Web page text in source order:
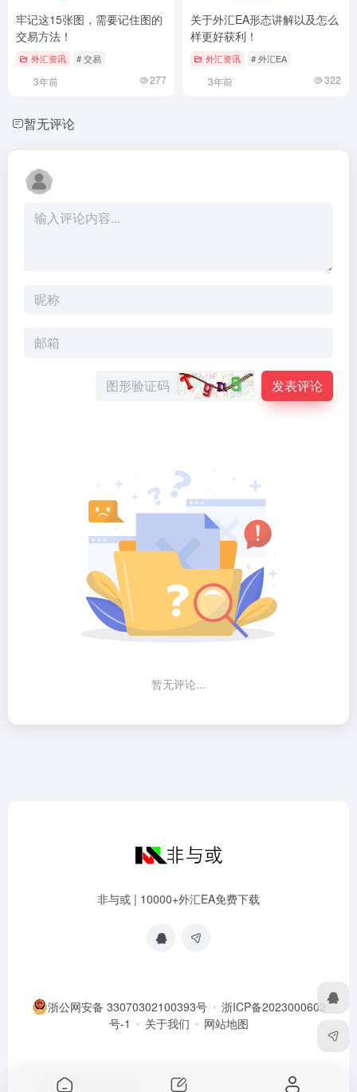
牢记这15张图，需要记住图的
交易方法！
外汇资讯 # 交易
3年前 277
关于外汇EA形态讲解以及怎么
样更好获利！
外汇资讯 # 外汇EA
3年前 322
暂无评论
发表评论
暂无评论...
非与或 | 10000+外汇EA免费下载
浙公网安备 33070302100393号
浙ICP备2023000602
号-1
关于我们 网站地图
Copyright © 2026